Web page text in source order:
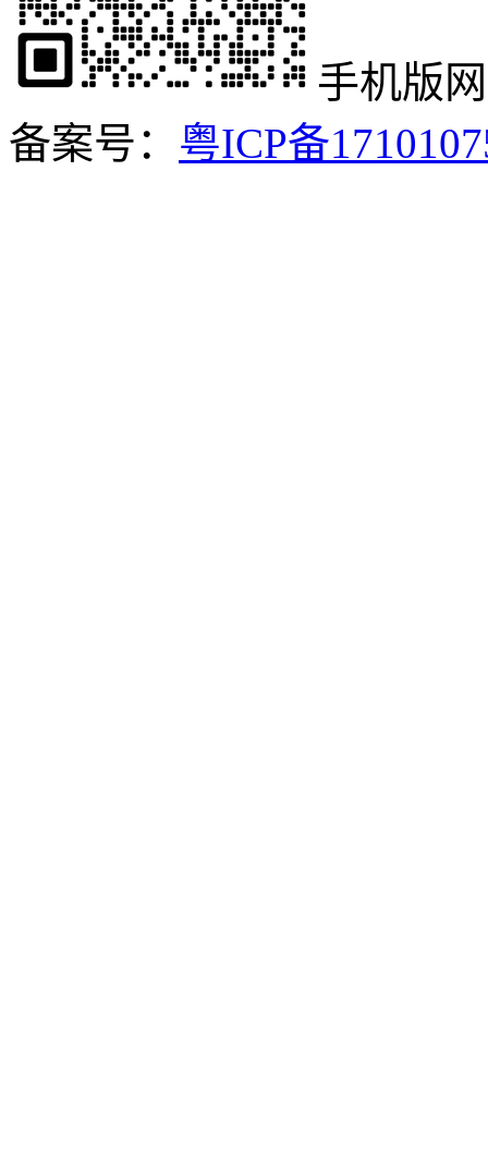
手机版
备案号： 粤ICP备